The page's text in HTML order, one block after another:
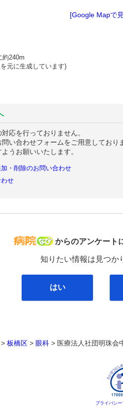
[Google Mapで
約240m
元に生成しています)
応を行っておりません。
い合わせフォームをご用意してお
うお願いいたします。
・削除のお問い合わせ
せ
病院なび
からのアンケート
知りたい情報は見つか
はい
> 板橋区 > 眼科 > 医療法人社団明珠会
プライバシー